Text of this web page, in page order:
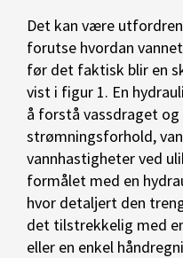
Det kan være
forutse hvordan
før det faktisk blir en
vist i figur 1. En
å forstå vassdraget
strømningsforhold,
vannhastigheter ved
formålet med en
hvor detaljert den
det tilstrekkelig med
eller en enkel